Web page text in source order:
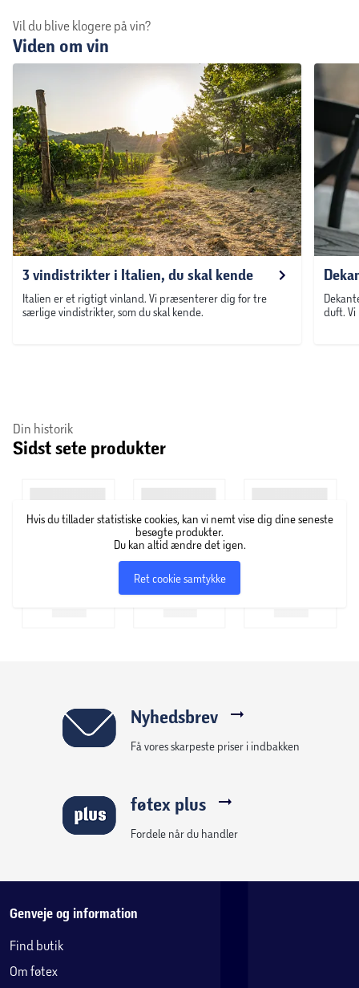
Vil du blive klogere på vin?
Viden om vin
3 vindistrikter i Italien, du skal kende
Italien er et rigtigt vinland. Vi præsenterer dig for tre
særlige vindistrikter, som du skal kende.
duft.
Din historik
Sidst sete produkter
Hvis du tillader statistiske cookies, kan vi nemt vise dig dine seneste
besøgte produkter.
Du kan altid ændre det igen.
Ret cookie samtykke
Nyhedsbrev
Få vores skarpeste priser i indbakken
føtex plus
Fordele når du handler
Genveje og information
Find butik
Om føtex